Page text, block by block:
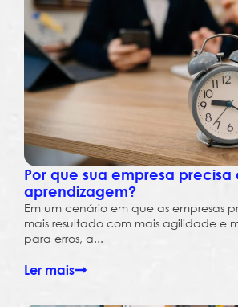
Por que sua empresa precisa
aprendizagem?
Em um cenário em que as empresas
mais resultado com mais agilidade e
para erros, a...
Ler mais